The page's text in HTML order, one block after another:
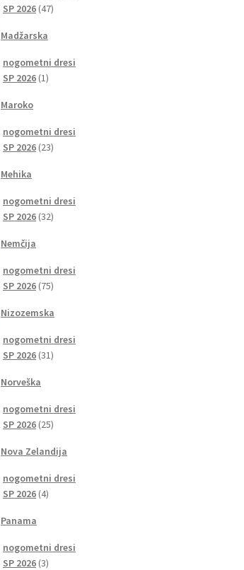
SP 2026 4747
Madžarska
nogometni dresi
SP 2026 11
Maroko
nogometni dresi
SP 2026 2323
Mehika
nogometni dresi
SP 2026 3232
Nemčija
nogometni dresi
SP 2026 7575
Nizozemska
nogometni dresi
SP 2026 3131
Norveška
nogometni dresi
SP 2026 2525
Nova Zelandija
nogometni dresi
SP 2026 44
Panama
nogometni dresi
SP 2026 33